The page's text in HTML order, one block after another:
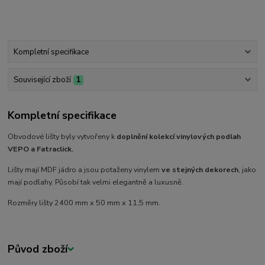
Kompletní specifikace
Související zboží 1
Kompletní specifikace
Obvodové lišty byly vytvořeny k doplnění kolekcí vinylových podlah
VEPO a Fatraclick.
Lišty mají MDF jádro a jsou potaženy vinylemve stejných dekorech, jako
mají podlahy. Působí tak velmi elegantně a luxusně.
Rozměry lišty 2400 mm x 50 mm x 11,5 mm.
Původ zboží